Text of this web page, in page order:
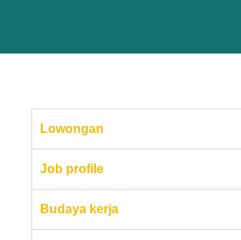
Lowongan
Job profile
Budaya kerja